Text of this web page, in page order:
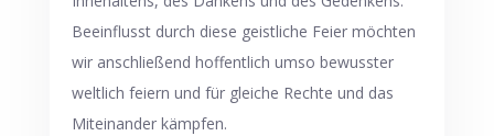
Beeinflusst durch diese geistliche Feier möchten
wir anschließend hoffentlich umso bewusster
weltlich feiern und für gleiche Rechte und das
Miteinander kämpfen.